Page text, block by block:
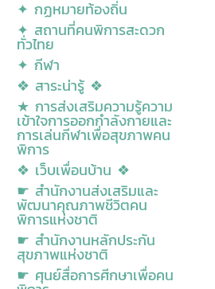
✦ กฏหมายท้องถิ่น
✦ สถานที่คนพิการสะดวก
ทั่วไทย
✦ กีฬา
❖ สาระน่ารู้ ❖
★ การส่งเสริมความรู้ความ
เข้าใจการออกกำลังกายและ
การเล่นกีฬาเพื่อสุขภาพคน
พิการ
❖ เว็บเพื่อนบ้าน ❖
☛ สำนักงานส่งเสริมและ
พัฒนาคุณภาพชีวิตคน
พิการแห่งชาติ
☛ สำนักงานหลักประกัน
สุขภาพแห่งชาติ
☛ ศุนย์สื่อการศีกษาเพื่อคน